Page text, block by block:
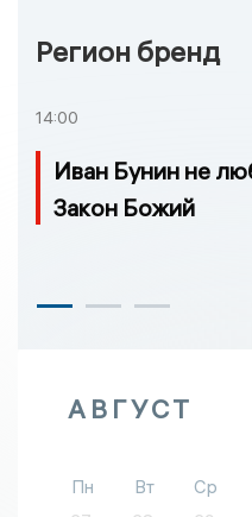
Регион бренд
14:00
Иван Бунин не
Закон Божий
АВГУСТ
Пн Вт Ср